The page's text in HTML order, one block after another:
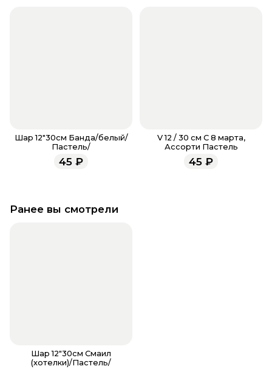
Шар 12"30см Банда/белый/
Пастель/
45 ₽
V 12 / 30 см С 8 марта,
Ассорти Пастель
45 ₽
Ранее вы смотрели
Шар 12"30см Смаил
(хотелки)/Пастель/